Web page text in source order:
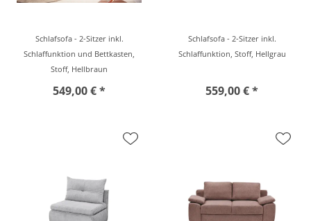
Schlafsofa - 2-Sitzer inkl.
Schlaffunktion und Bettkasten,
Stoff, Hellbraun
549,00 € *
Schlafsofa - 2-Sitzer inkl.
Schlaffunktion, Stoff, Hellgrau
559,00 € *